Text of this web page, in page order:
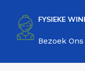
FYSIEKE
Bezoek Ons